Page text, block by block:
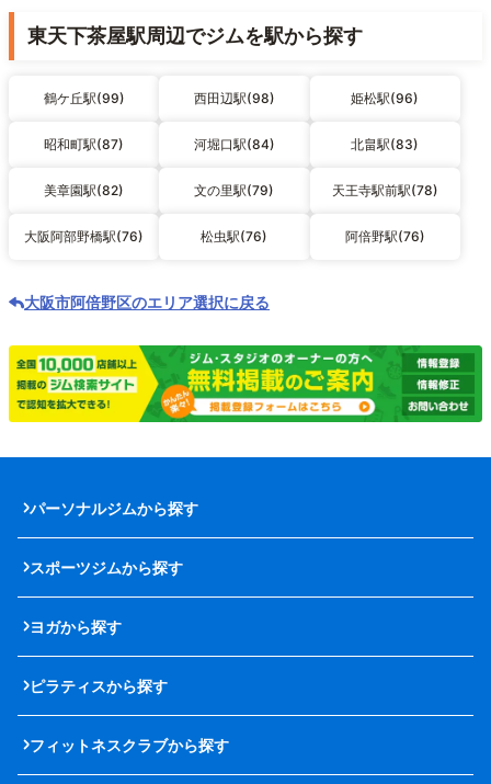
東天下茶屋駅周辺でジムを駅から探す
鶴ケ丘駅(99) 西田辺駅(98) 姫松駅(96)
昭和町駅(87) 河堀口駅(84) 北畠駅(83)
美章園駅(82) 文の里駅(79) 天王寺駅前駅(78)
大阪阿部野橋駅(76) 松虫駅(76) 阿倍野駅(76)
大阪市阿倍野区のエリア選択に戻る
パーソナルジムから探す
スポーツジムから探す
ヨガから探す
ピラティスから探す
フィットネスクラブから探す